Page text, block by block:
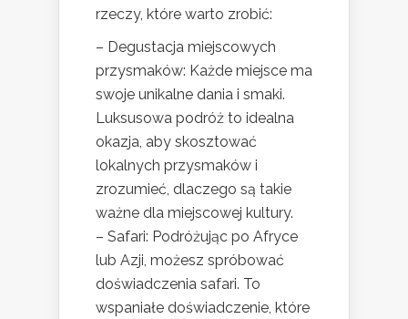
rzeczy, które warto zrobić:
– Degustacja miejscowych
przysmaków: Każde miejsce ma
swoje unikalne dania i smaki.
Luksusowa podróż to idealna
okazja, aby skosztować
lokalnych przysmaków i
zrozumieć, dlaczego są takie
ważne dla miejscowej kultury.
– Safari: Podróżując po Afryce
lub Azji, możesz spróbować
doświadczenia safari. To
wspaniałe doświadczenie, które